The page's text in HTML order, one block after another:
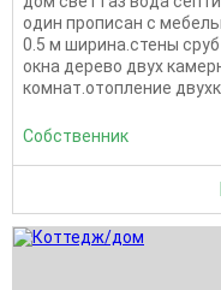
один прописан с
0.5 м ширина.стены
окна дерево двух
комнат.отопление
Собственник